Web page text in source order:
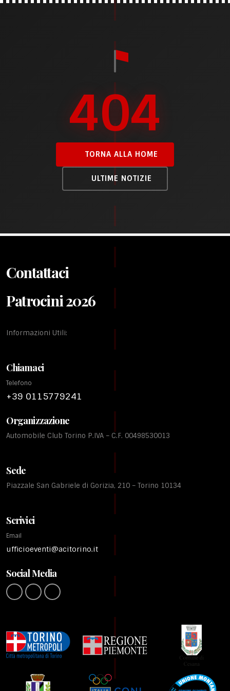
404
TORNA ALLA HOME
ULTIME NOTIZIE
Contattaci
Patrocini 2026
Informazioni Utili:
Chiamaci
Telefono
+39 0115779241
Organizzazione
Automobile Club Torino P.IVA – C.F. 00498530013
Sede
Piazzale San Gabriele di Gorizia, 210 – Torino 10134
Scrivici
Email
ufficioeventi@acitorino.it
Social Media